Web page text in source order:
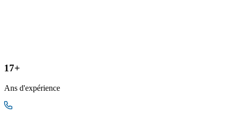
17+
Ans d'expérience